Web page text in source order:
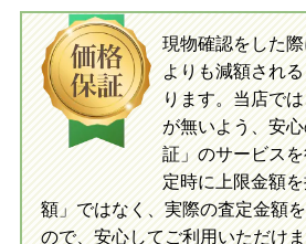
当店に査定した
指定の口座に即
買取の流れ 写
当店に査定した
指定の口座に即
初めての方へ LINE査定の流れ
現物確認をした
よりも減額され
ります。当店で
が無いよう、安
証」のサービス
定時に上限金額
額」ではなく、実際の査定金額
ので、安心してご利用いただけま